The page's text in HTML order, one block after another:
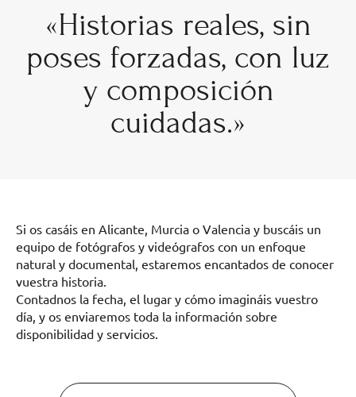
«Historias reales, sin
poses forzadas, con luz
y composición
cuidadas.»
Si os casáis en Alicante, Murcia o Valencia y buscáis un
equipo de fotógrafos y videógrafos con un enfoque
natural y documental, estaremos encantados de conocer
vuestra historia.
Contadnos la fecha, el lugar y cómo imagináis vuestro
día, y os enviaremos toda la información sobre
disponibilidad y servicios.